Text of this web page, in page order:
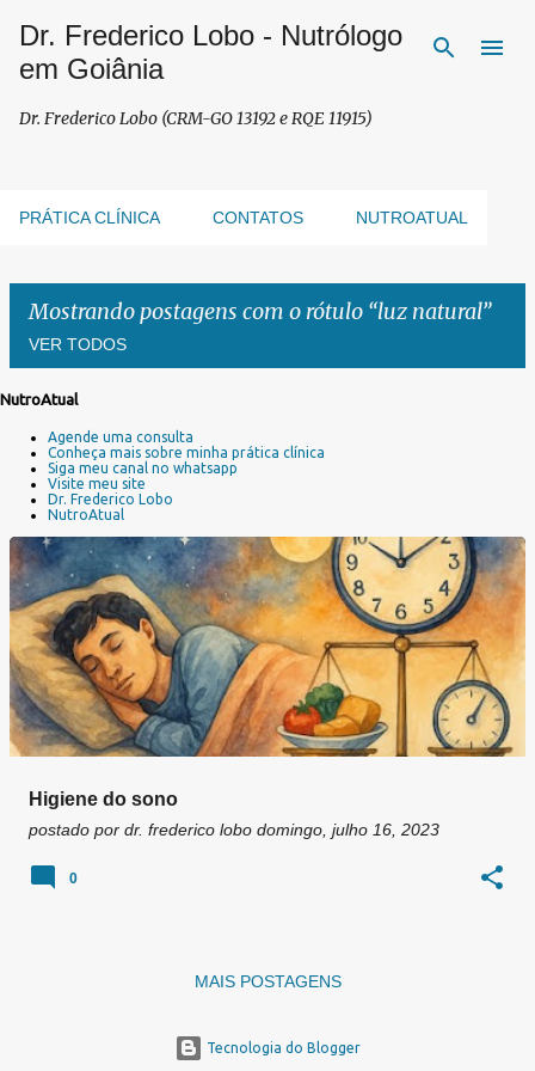
Pular para o conteúdo principal
Dr. Frederico Lobo - Nutrólogo
em Goiânia
Dr. Frederico Lobo (CRM-GO 13192 e RQE 11915)
PRÁTICA CLÍNICA CONTATOS NUTROATUAL
Mostrando postagens com o rótulo luz natural
VER TODOS
g
e
n
NutroAtual
Agende uma consulta
Conheça mais sobre minha prática clínica
Siga meu canal no whatsapp
Visite meu site
Dr. Frederico Lobo
NutroAtual
Higiene do sono
postado por dr. frederico lobo domingo, julho 16, 2023
0
MAIS POSTAGENS
Tecnologia do Blogger